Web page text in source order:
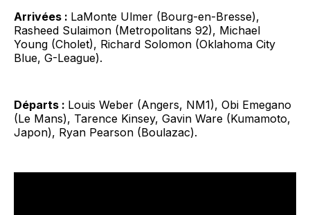
Arrivées : LaMonte Ulmer (Bourg-en-Bresse),
Rasheed Sulaimon (Metropolitans 92), Michael
Young (Cholet), Richard Solomon (Oklahoma City
Blue, G-League).
Départs : Louis Weber (Angers, NM1), Obi Emegano
(Le Mans), Tarence Kinsey, Gavin Ware (Kumamoto,
Japon), Ryan Pearson (Boulazac).